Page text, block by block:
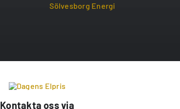
Sölvesborg Energi
Kontakta oss via